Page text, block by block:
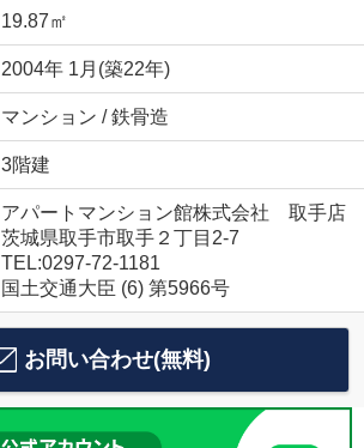
19.87㎡
2004年 1月(築22年)
マンション / 鉄骨造
3階建
アパートマンション館株式会社 取手店
茨城県取手市取手２丁目2-7
TEL:0297-72-1181
国土交通大臣 (6) 第5966号
お問い合わせ(無料)